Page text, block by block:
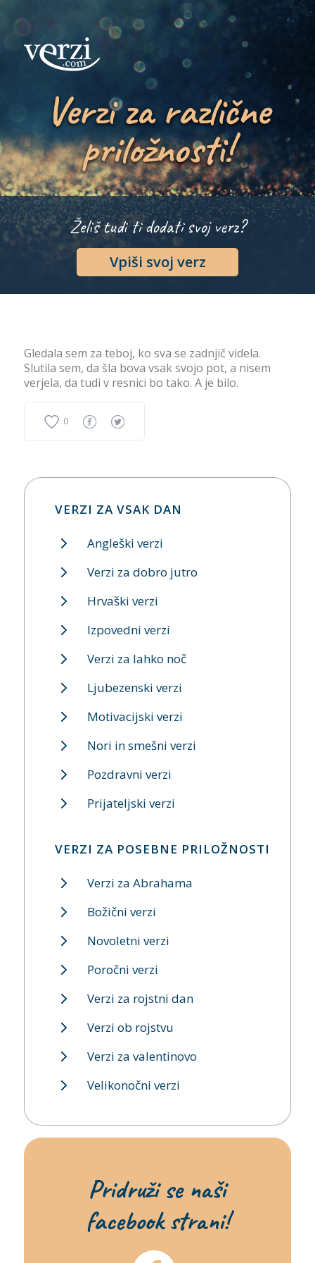
Verzi za različne
priložnosti!
Želiš tudi ti dodati svoj verz?
Vpiši svoj verz
Gledala sem za teboj, ko sva se zadnjič videla.
Slutila sem, da šla bova vsak svojo pot, a nisem
verjela, da tudi v resnici bo tako. A je bilo.
0
VERZI ZA VSAK DAN
Angleški verzi
Verzi za dobro jutro
Hrvaški verzi
Izpovedni verzi
Verzi za lahko noč
Ljubezenski verzi
Motivacijski verzi
Nori in smešni verzi
Pozdravni verzi
Prijateljski verzi
VERZI ZA POSEBNE PRILOŽNOSTI
Verzi za Abrahama
Božični verzi
Novoletni verzi
Poročni verzi
Verzi za rojstni dan
Verzi ob rojstvu
Verzi za valentinovo
Velikonočni verzi
Pridruži se naši
facebook strani!